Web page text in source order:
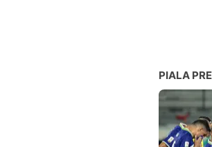
PIALA